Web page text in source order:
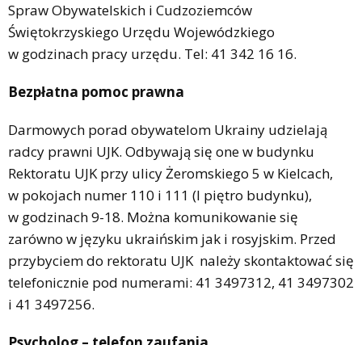
Spraw Obywatelskich i Cudzoziemców
Świętokrzyskiego Urzędu Wojewódzkiego
w godzinach pracy urzędu. Tel: 41 342 16 16.
Bezpłatna pomoc prawna
Darmowych porad obywatelom Ukrainy udzielają
radcy prawni UJK. Odbywają się one w budynku
Rektoratu UJK przy ulicy Żeromskiego 5 w Kielcach,
w pokojach numer 110 i 111 (I piętro budynku),
w godzinach 9-18. Można komunikowanie się
zarówno w języku ukraińskim jak i rosyjskim. Przed
przybyciem do rektoratu UJK należy skontaktować się
telefonicznie pod numerami: 41 3497312, 41 3497302
i 41 3497256.